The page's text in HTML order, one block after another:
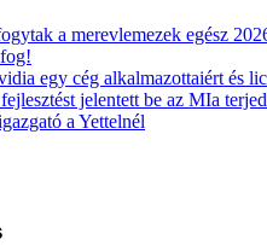
a merevlemezek egész
egy cég alkalmazottaiért és
jelentett be az MIa
a Yettelnél